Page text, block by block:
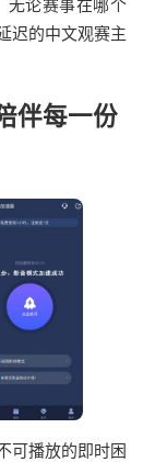
无论赛事在哪个
迟的中文观赛主
伴每一份
可播放的即时困